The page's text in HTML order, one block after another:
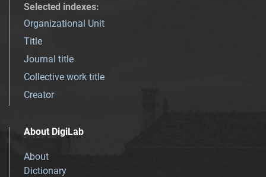
Selected indexes:
Organizational Unit
Title
Journal title
Collective work title
Creator
About DigiLab
About
Dictionary